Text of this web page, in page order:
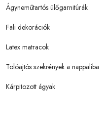
Ágyneműtartós ülőgarnitúrák
Fali dekorációk
Latex matracok
Tolóajtós szekrények a nappaliba
Kárpitozott ágyak